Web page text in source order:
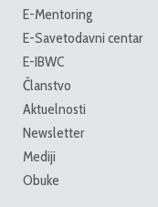
E-Mentoring
E-Savetodavni centar
E-IBWC
Članstvo
Aktuelnosti
Newsletter
Mediji
Obuke